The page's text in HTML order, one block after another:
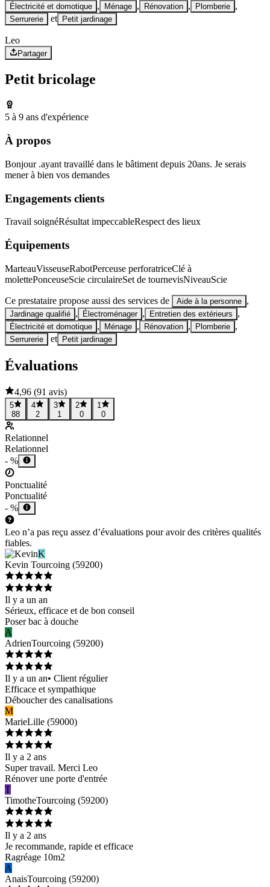
Électricité et domotique , Ménage , Rénovation , Plomberie ,
Serrurerie et Petit jardinage
Leo
Partager
Petit bricolage
5 à 9 ans d'expérience
À propos
Bonjour .ayant travaillé dans le bâtiment depuis 20ans. Je serais
mener à bien vos demandes
Engagements clients
Travail soignéRésultat impeccableRespect des lieux
Équipements
MarteauVisseuseRabotPerceuse perforatriceClé à
molettePonceuseScie circulaireSet de tournevisNiveauScie
Ce prestataire propose aussi des services de Aide à la personne ,
Jardinage qualifié , Électroménager , Entretien des extérieurs ,
Électricité et domotique , Ménage , Rénovation , Plomberie ,
Serrurerie et Petit jardinage
Évaluations
4,96 (91 avis)
5
88
4
2
3
1
2
0
1
0
Relationnel
Relationnel
- %
Ponctualité
Ponctualité
- %
Leo n’a pas reçu assez d’évaluations pour avoir des critères qualités
fiables.
K
Kevin Tourcoing (59200)
Il y a un an
Sérieux, efficace et de bon conseil
Poser bac à douche
A
AdrienTourcoing (59200)
Il y a un an• Client régulier
Efficace et sympathique
Déboucher des canalisations
M
MarieLille (59000)
Il y a 2 ans
Super travail. Merci Leo
Rénover une porte d'entrée
T
TimotheTourcoing (59200)
Il y a 2 ans
Je recommande, rapide et efficace
Ragréage 10m2
A
AnaisTourcoing (59200)